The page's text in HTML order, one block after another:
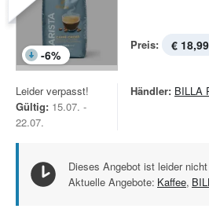
-6%
Preis: € 18,99
Leider verpasst!
Gültig: 15.07. -
22.07.
Händler: BILLA
Dieses Angebot ist leider
Aktuelle Angebote: Kaffee,